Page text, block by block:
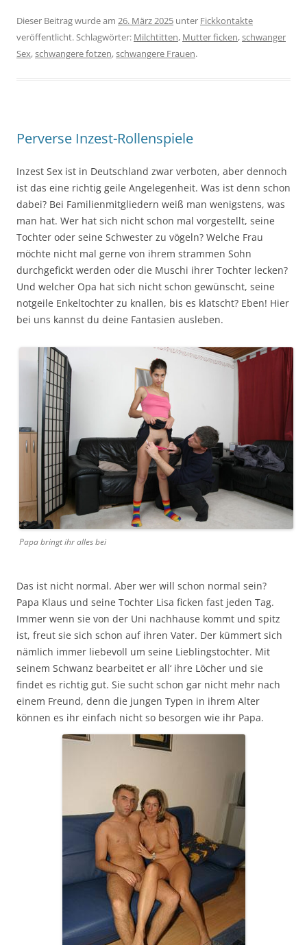
Dieser Beitrag wurde am 26. März 2025 unter Fickkontakte
veröffentlicht. Schlagwörter: Milchtitten, Mutter ficken,schwanger
Sex,schwangere fotzen,schwangere Frauen.
Perverse Inzest-Rollenspiele
Inzest Sex ist in Deutschland zwar verboten, aber dennoch
ist das eine richtig geile Angelegenheit. Was ist denn schon
dabei? Bei Familienmitgliedern weiß man wenigstens, was
man hat. Wer hat sich nicht schon mal vorgestellt, seine
Tochter oder seine Schwester zu vögeln? Welche Frau
möchte nicht mal gerne von ihrem strammen Sohn
durchgefickt werden oder die Muschi ihrer Tochter lecken?
Und welcher Opa hat sich nicht schon gewünscht, seine
notgeile Enkeltochter zu knallen, bis es klatscht? Eben! Hier
bei uns kannst du deine Fantasien ausleben.
Papa bringt ihr alles bei
Das ist nicht normal. Aber wer will schon normal sein?
Papa Klaus und seine Tochter Lisa ficken fast jeden Tag.
Immer wenn sie von der Uni nachhause kommt und spitz
ist, freut sie sich schon auf ihren Vater. Der kümmert sich
nämlich immer liebevoll um seine Lieblingstochter. Mit
seinem Schwanz bearbeitet er all‘ ihre Löcher und sie
findet es richtig gut. Sie sucht schon gar nicht mehr nach
einem Freund, denn die jungen Typen in ihrem Alter
können es ihr einfach nicht so besorgen wie ihr Papa.